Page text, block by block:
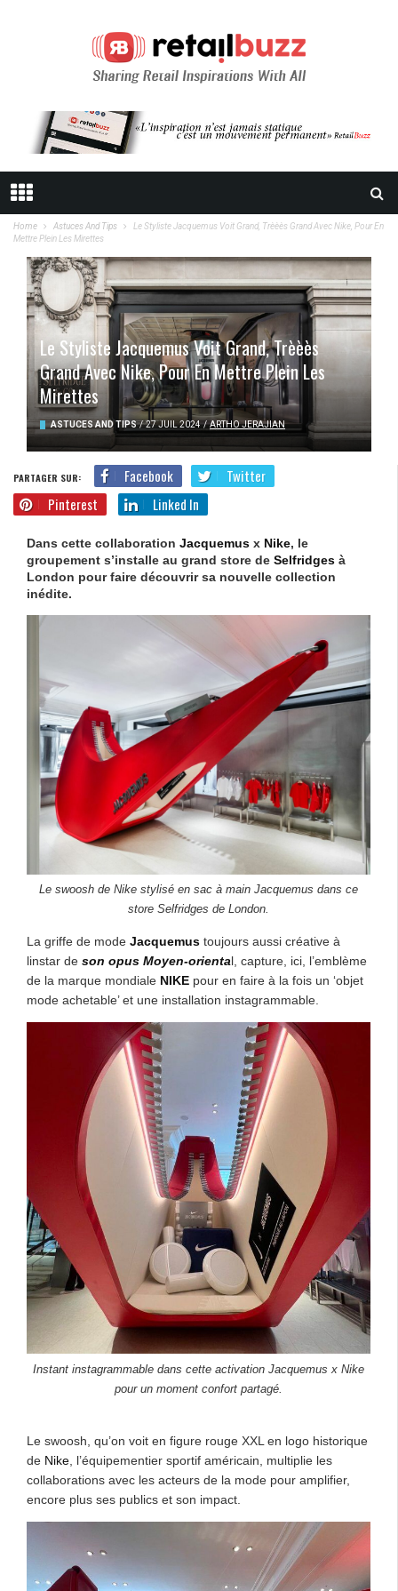
Home Astuces And Tips
Le Styliste Jacquemus Voit Grand, Trèèès Grand Avec Nike, Pour En
Mettre Plein Les Mirettes
Le Styliste Jacquemus Voit Grand, Trèèès
Grand Avec Nike, Pour En Mettre Plein Les
Mirettes
ASTUCES AND TIPS / 27 JUIL 2024 / ARTHO JERAJIAN
PARTAGER SUR: Facebook
Twitter
Pinterest
Linked In
Dans cette collaboration Jacquemus x Nike, le
groupement s’installe au grand store de Selfridges à
London pour faire découvrir sa nouvelle collection
inédite.
Le swoosh de Nike stylisé en sac à main Jacquemus dans ce
store Selfridges de London.
La griffe de mode Jacquemus toujours aussi créative à
linstar de son opus Moyen-oriental, capture, ici, l’emblème
de la marque mondiale NIKE pour en faire à la fois un ‘objet
mode achetable’ et une installation instagrammable.
Instant instagrammable dans cette activation Jacquemus x Nike
pour un moment confort partagé.
Le swoosh, qu’on voit en figure rouge XXL en logo historique
de Nike , l’équipementier sportif américain, multiplie les
collaborations avec les acteurs de la mode pour amplifier,
encore plus ses publics et son impact.